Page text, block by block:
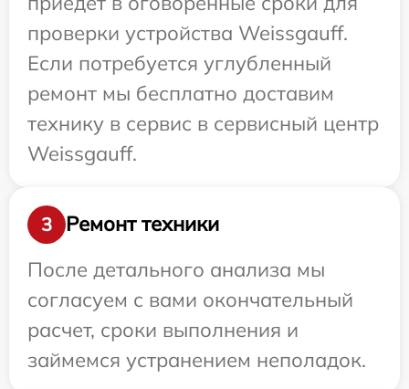
проверки устройства Weissgauff.
Если потребуется углубленный
ремонт мы бесплатно доставим
технику в сервис в сервисный центр
Weissgauff.
3
Ремонт техники
После детального анализа мы
согласуем с вами окончательный
расчет, сроки выполнения и
займемся устранением неполадок.